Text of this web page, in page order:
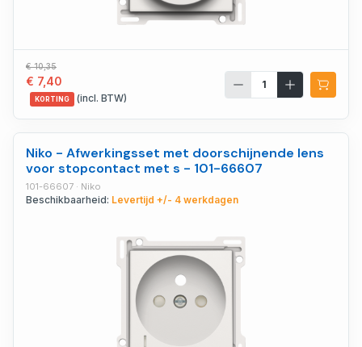
€ 10,35
€ 7,40
KORTING (incl. BTW)
Niko - Afwerkingsset met doorschijnende lens
voor stopcontact met s - 101-66607
101-66607 · Niko
Beschikbaarheid: Levertijd +/- 4 werkdagen